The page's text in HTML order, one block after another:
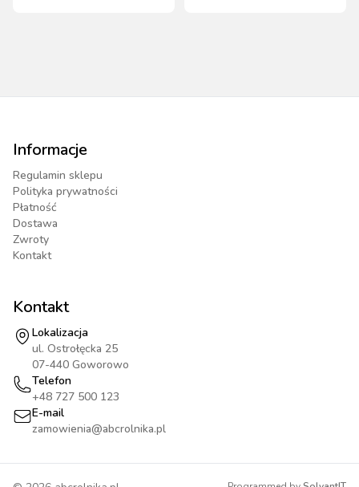
Informacje
Regulamin sklepu
Polityka prywatności
Płatność
Dostawa
Zwroty
Kontakt
Kontakt
Lokalizacja
ul. Ostrołęcka 25
07-440 Goworowo
Telefon
+48 727 500 123
E-mail
zamowienia@abcrolnika.pl